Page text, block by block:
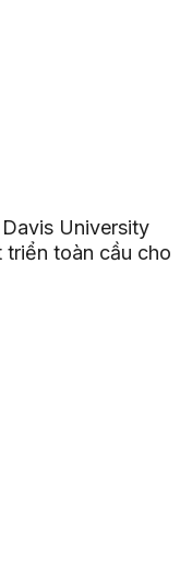
University
triển toàn cầu cho